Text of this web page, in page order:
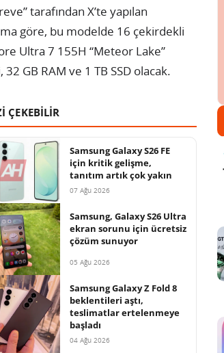
tarafından X’te yapılan
göre, bu modelde 16 çekirdekli
Ultra 7 155H “Meteor Lake”
32 GB RAM ve 1 TB SSD olacak.
ÇEKEBİLİR
Samsung Galaxy S26 FE
için kritik gelişme,
tanıtım artık çok yakın
07 Ağu 2026
Samsung, Galaxy S26 Ultra
ekran sorunu için ücretsiz
çözüm sunuyor
05 Ağu 2026
Samsung Galaxy Z Fold 8
beklentileri aştı,
teslimatlar ertelenmeye
başladı
04 Ağu 2026